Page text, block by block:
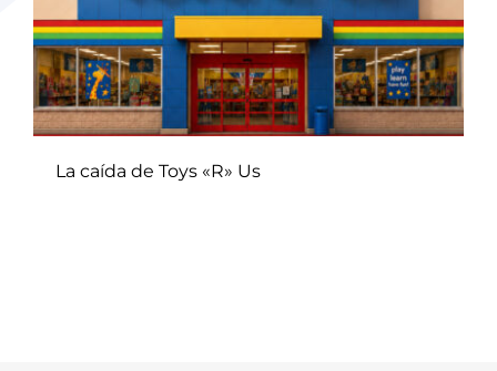
La caída de Toys «R» Us